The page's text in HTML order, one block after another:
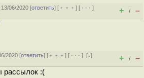
06/2020 [ответить] [ ﹢﹢﹢] [ · · ·]
+ / –
2020 [ответить] [ ﹢﹢﹢] [ · · ·][↓]
+ / –
рассылок :(